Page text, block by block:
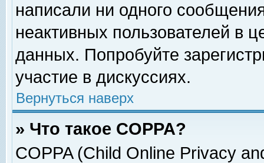
написали ни одного
неактивных пользователей в
данных. Попробуйте
участие в дискуссиях.
Вернуться наверх
» Что такое COPPA?
COPPA (Child Online Privacy